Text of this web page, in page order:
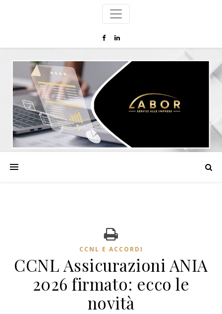
CCNL E ACCORDI
CCNL Assicurazioni ANIA
2026 firmato: ecco le
novità